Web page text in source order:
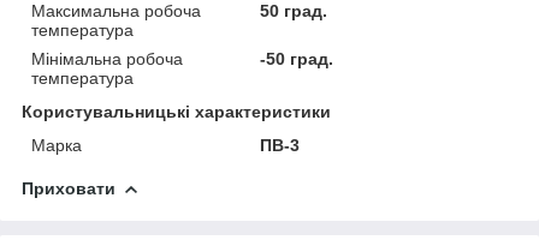
Максимальна робоча
температура
50 град.
Мінімальна робоча
температура
-50 град.
Користувальницькі характеристики
Марка
ПВ-3
Приховати